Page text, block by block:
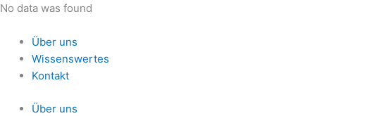
Zum
springen
No data was found
Über uns
Wissenswertes
Kontakt
Über uns